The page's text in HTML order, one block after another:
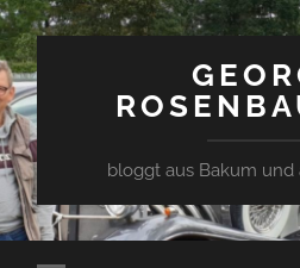
bloggt aus Bakum und